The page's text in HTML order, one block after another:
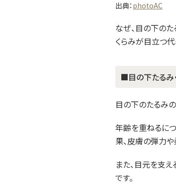
出典： photoAC
なぜ、目の下の
くらみが目立つ
■目の下たるみ
目の下のたるみ
年齢を重ねるに
果、皮膚の弾力
また、目元を支
です。